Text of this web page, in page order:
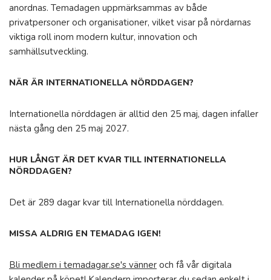
anordnas. Temadagen uppmärksammas av både
privatpersoner och organisationer, vilket visar på nördarnas
viktiga roll inom modern kultur, innovation och
samhällsutveckling.
NÄR ÄR INTERNATIONELLA NÖRDDAGEN?
Internationella nörddagen är alltid den 25 maj, dagen infaller
nästa gång den 25 maj 2027.
HUR LÅNGT ÄR DET KVAR TILL INTERNATIONELLA
NÖRDDAGEN?
Det är 289 dagar kvar till Internationella nörddagen.
MISSA ALDRIG EN TEMADAG IGEN!
Bli medlem i temadagar.se's vänner och få vår digitala